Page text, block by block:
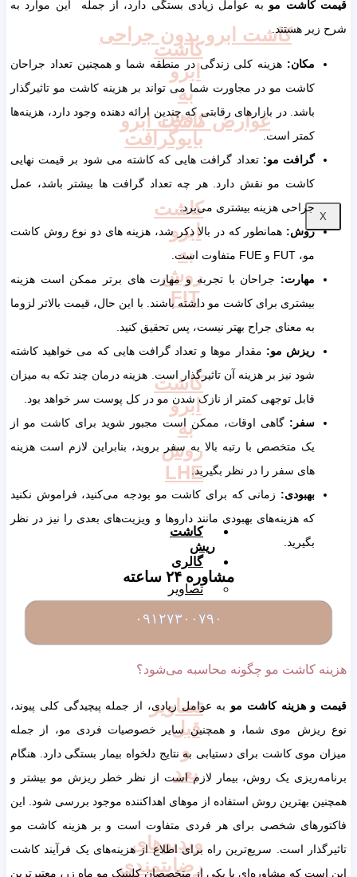
کاشت ابرو بدون جراحی
عوارض کاشت ابرو
X
کاشت
ابرو
به
روش
بایوگرافت
کاشت
ابرو
به
روش
FIT
کاشت
ابرو
به
روش
LHE
کاشت
ریش
گالری
تصاویر
ویدیو
تصاویر
قبل
و
بعد
ویدیوهای
رضایتمندی
قیمت کاشت مو به عوامل زیادی بستگی دارد، از جمله این موارد به
شرح زیر هستند.
مکان: هزینه کلی زندگی در منطقه شما و همچنین تعداد جراحان
کاشت مو در مجاورت شما می تواند بر هزینه کاشت مو تاثیرگذار
باشد. در بازارهای رقابتی که چندین ارائه دهنده وجود دارد، هزینه‌ها
کمتر است.
گرافت مو: تعداد گرافت هایی که کاشته می شود بر قیمت نهایی
کاشت مو نقش دارد. هر چه تعداد گرافت ها بیشتر باشد، عمل
جراحی هزینه بیشتری می‌برد.
روش: همانطور که در بالا ذکر شد، هزینه های دو نوع روش کاشت
مو، FUT و FUE متفاوت است.
مهارت: جراحان با تجربه و مهارت های برتر ممکن است هزینه
بیشتری برای کاشت مو داشته باشند. با این حال، قیمت بالاتر لزوما
به معنای جراح بهتر نیست، پس تحقیق کنید.
ریزش مو: مقدار موها و تعداد گرافت هایی که می خواهید کاشته
شود نیز بر هزینه آن تاثیرگذار است. هزینه درمان چند تکه به میزان
قابل توجهی کمتر از نازک شدن مو در کل پوست سر خواهد بود.
سفر: گاهی اوقات، ممکن است مجبور شوید برای کاشت مو از
یک متخصص با رتبه بالا به سفر بروید، بنابراین لازم است هزینه
های سفر را در نظر بگیرید.
بهبودی: زمانی که برای کاشت مو بودجه می‌کنید، فراموش نکنید
که هزینه‌های بهبودی مانند داروها و ویزیت‌های بعدی را نیز در نظر
بگیرید.
مشاوره ۲۴ ساعته
۰۹۱۲۷۳۰۰۷۹۰
هزینه کاشت مو چگونه محاسبه می‌شود؟
قیمت و هزینه کاشت مو به عوامل زیادی، از جمله پیچیدگی کلی پیوند،
نوع ریزش موی شما، و همچنین سایر خصوصیات فردی مو، از جمله
میزان موی کاشت برای دستیابی به نتایج دلخواه بیمار بستگی دارد. هنگام
برنامه‌ریزی یک روش، بیمار لازم است از نظر خطر ریزش مو بیشتر و
همچنین بهترین روش استفاده از موهای اهداکننده موجود بررسی شود. این
فاکتورهای شخصی برای هر فردی متفاوت است و بر هزینه کاشت مو
تاثیرگذار است. سریع‌ترین راه برای اطلاع از هزینه‌های یک فرآیند کاشت
این است که مشاوره‌ای با یکی از متخصصان کلینیک مو ماه زر، معتبرترین